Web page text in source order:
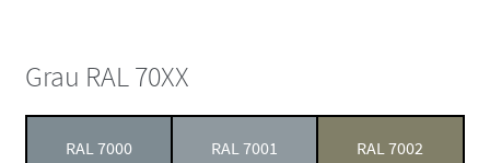
Grau RAL 70XX
RAL 7000
RAL 7001
RAL 7002